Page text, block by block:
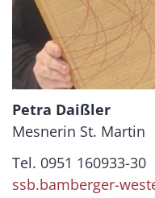
Petra Daißler
Mesnerin St. Martin
Tel. 0951 160933-30
ssb.bamberger-